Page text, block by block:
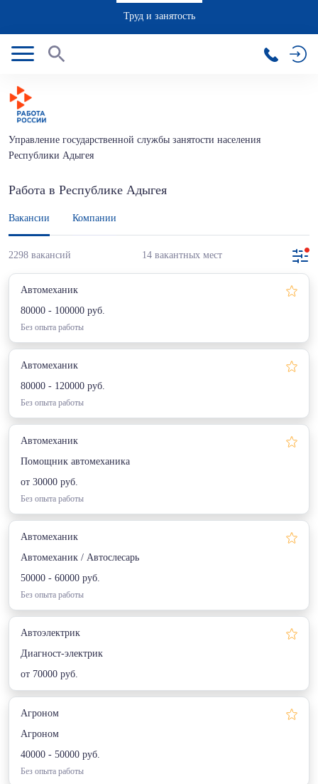
Труд и занятость
Управление государственной службы занятости населения
Республики Адыгея
Работа в Республике Адыгея
Вакансии Компании
2298 вакансий 14 вакантных мест
Автомеханик
80000 - 100000 руб.
Без опыта работы
Автомеханик
80000 - 120000 руб.
Без опыта работы
Автомеханик
Помощник автомеханика
от 30000 руб.
Без опыта работы
Автомеханик
Автомеханик / Автослесарь
50000 - 60000 руб.
Без опыта работы
Автоэлектрик
Диагност-электрик
от 70000 руб.
Агроном
Агроном
40000 - 50000 руб.
Без опыта работы